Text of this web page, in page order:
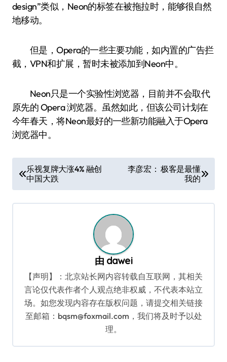
design”类似，Neon的标签在被拖拉时，能够很自然
地移动。
但是，Opera的一些主要功能，如内置的广告拦
截，VPN和扩展，暂时未被添加到Neon中。
Neon只是一个实验性浏览器，目前并不会取代
原先的 Opera 浏览器。虽然如此，但该公司计划在
今年春天，将Neon最好的一些新功能融入于Opera
浏览器中。
章
导
乐视复牌大涨4% 融创
中国大跌
李彦宏： 极客是最懂
我的
由 dawei
【声明】：北京站长网内容转载自互联网，其相关
言论仅代表作者个人观点绝非权威，不代表本站立
场。如您发现内容存在版权问题，请提交相关链接
至邮箱：bqsm@foxmail.com，我们将及时予以处
理。